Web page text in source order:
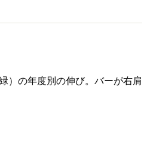
）の年度別の伸び。バーが右肩